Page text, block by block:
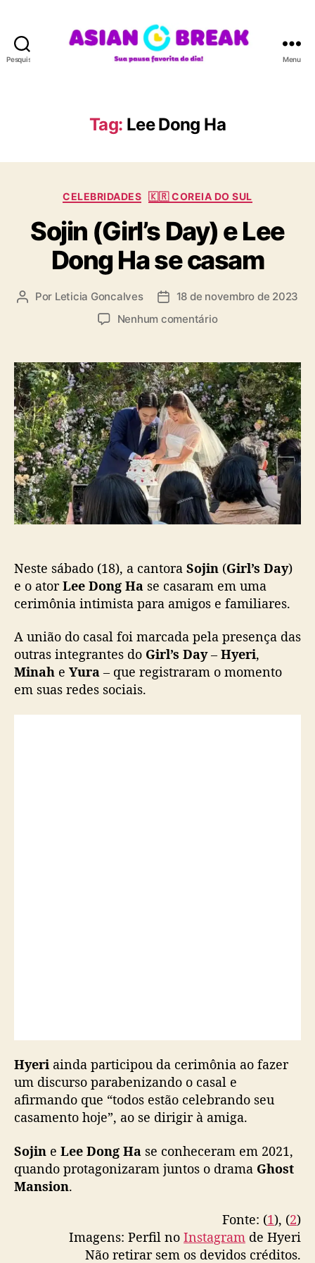
Pesquisar
A
N
R
A
Menu
Tag: Lee Dong Ha
C
t
e
g
o
i
a
CELEBRIDADES 🇰🇷 COREIA DO SUL
Sojin (Girl’s Day) e Lee
Dong Ha se casam
A
r
d
o
p
o
s
t
Por Leticia Goncalves
D
d
e
p
u
b
l
i
c
a
ã
18 de novembro de 2023
Nenhum comentárioe
o
j
i
n
(
G
i
r
l
’
s
y
)
e
D
o
Neste sábado (18), a cantora Sojin (Girl’s Day)
e o atorLee Dong Ha se casaram em uma
cerimônia intimista para amigos e familiares.
A união do casal foi marcada pela presença das
outras integrantes do Girl’s Day– Hyeri,
Minah e Yura – que registraram o momento
em suas redes sociais.
Hyeri ainda participou da cerimônia ao fazer
um discurso parabenizando o casal e
afirmando que “todos estão celebrando seu
casamento hoje”, ao se dirigir à amiga.
Sojin e Lee Dong Ha se conheceram em 2021,
quando protagonizaram juntos o drama Ghost
Mansion.
Fonte: (1), (2)
Imagens: Perfil no Instagram de Hyeri
Não retirar sem os devidos créditos.